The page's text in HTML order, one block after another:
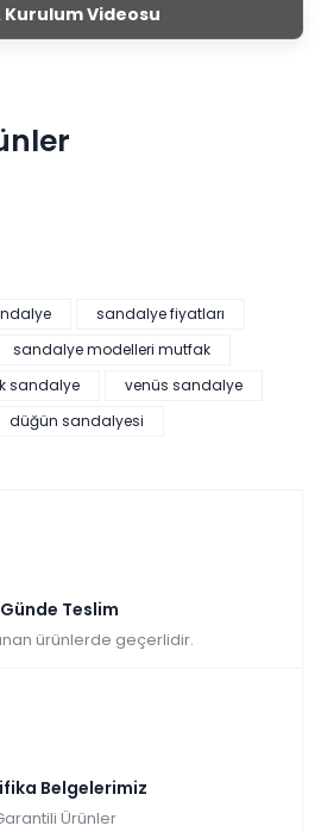
Videosu
- Beyaz
sandalye fiyatları
sandalye modelleri mutfak
sandalye
venüs sandalye
düğün sandalyesi
Günde Teslim
ürünlerde geçerlidir.
Belgelerimiz
Ürünler